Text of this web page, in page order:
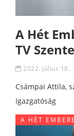
A Hét
TV
2022. július 18.
Csámpai Attila,
Igazgatóság
A HÉT EMBERE